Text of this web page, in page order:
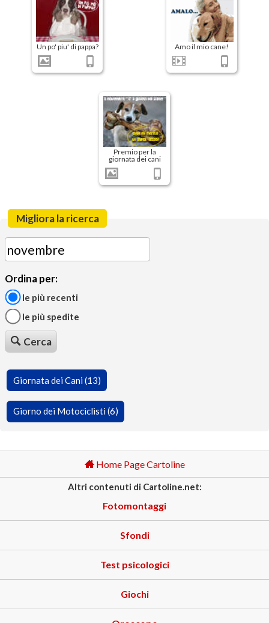
Un po' piu' di pappa? Amo il mio cane!
Premio per la
giornata dei cani
Migliora la ricerca
Ordina per:
le più recenti
le più spedite
Cerca
Giornata dei Cani (13)
Giorno dei Motociclisti (6)
Home Page Cartoline
Altri contenuti di Cartoline.net:
Fotomontaggi
Sfondi
Test psicologici
Giochi